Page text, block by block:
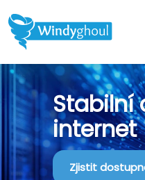
Stabilní
internet
Zjistit